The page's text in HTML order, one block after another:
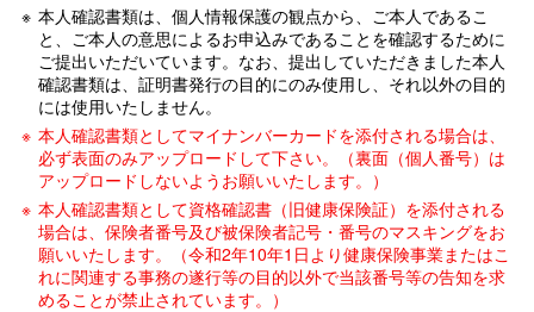
本人確認書類は、個人情報保護の観点から、ご本人であるこ
と、ご本人の意思によるお申込みであることを確認するために
ご提出いただいています。なお、提出していただきました本人
確認書類は、証明書発行の目的にのみ使用し、それ以外の目的
には使用いたしません。
本人確認書類としてマイナンバーカードを添付される場合は、
必ず表面のみアップロードして下さい。（裏面（個人番号）は
アップロードしないようお願いいたします。）
本人確認書類として資格確認書（旧健康保険証）を添付される
場合は、保険者番号及び被保険者記号・番号のマスキングをお
願いいたします。（令和2年10年1日より健康保険事業またはこ
れに関連する事務の遂行等の目的以外で当該番号等の告知を求
めることが禁止されています。）